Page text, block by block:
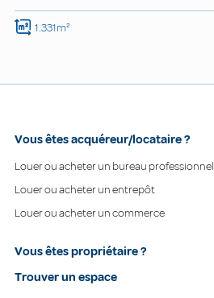
1.331m²
Vous êtes acquéreur/locataire ?
Louer ou acheter un bureau professionnel
Louer ou acheter un entrepôt
Louer ou acheter un commerce
Vous êtes propriétaire ?
Trouver un espace